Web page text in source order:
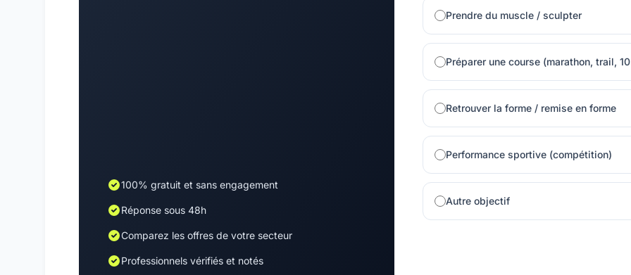
100% gratuit et sans engagement
Réponse sous 48h
Comparez les offres de votre secteur
Professionnels vérifiés et notés
Prendre du muscle / sculpter
Préparer une course (marathon, trail,
Retrouver la forme / remise en forme
Performance sportive (compétition)
Autre objectif